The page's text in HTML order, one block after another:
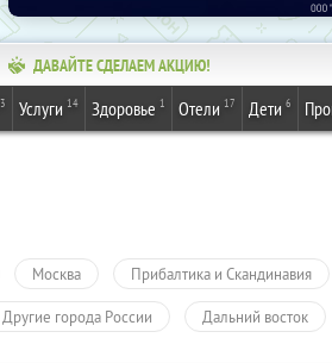
ДАВАЙТЕ СДЕЛАЕМ АКЦИЮ!
Услуги 14 Здоровье 1 Отели 17 Дети 6
Москва Прибалтика и Скандинавия
Другие города России Дальний восток